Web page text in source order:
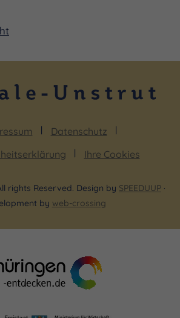
Datenschutz
Ihre Cookies
rights Reserved. Design by SPEEDUUP ·
by web-crossing